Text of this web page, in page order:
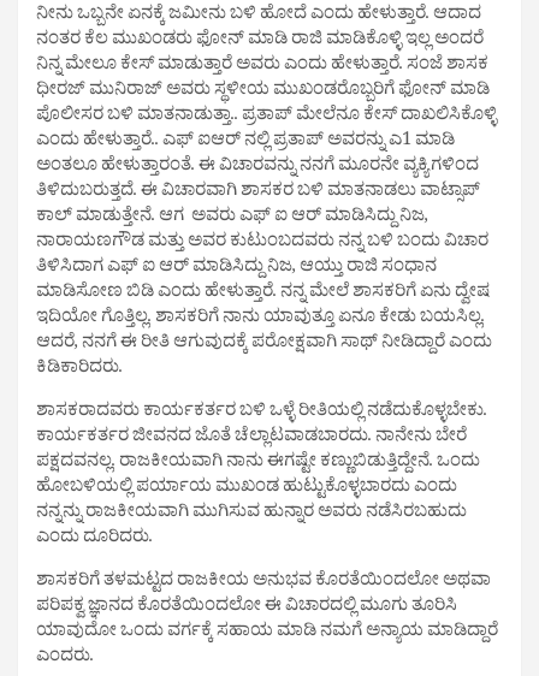
ನೀನು ಒಬ್ಬನೇ ಏನಕ್ಕೆ ಜಮೀನು ಬಳಿ ಹೋದೆ ಎಂದು‌ ಹೇಳುತ್ತಾರೆ. ಆದಾದ
ನಂತರ ಕೆಲ ಮುಖಂಡರು ಫೋನ್ ಮಾಡಿ ರಾಜಿ ಮಾಡಿಕೊಳ್ಳಿ ಇಲ್ಲ ಅಂದರೆ
ನಿನ್ನ ಮೇಲೂ ಕೇಸ್ ಮಾಡುತ್ತಾರೆ ಅವರು ಎಂದು ಹೇಳುತ್ತಾರೆ. ಸಂಜೆ ಶಾಸಕ
ಧೀರಜ್ ಮುನಿರಾಜ್ ಅವರು ಸ್ಥಳೀಯ ಮುಖಂಡರೊಬ್ಬರಿಗೆ ಫೋನ್ ಮಾಡಿ
ಪೊಲೀಸರ ಬಳಿ ಮಾತನಾಡುತ್ತಾ.. ಪ್ರತಾಪ್ ಮೇಲೆನೂ ಕೇಸ್ ದಾಖಲಿಸಿಕೊಳ್ಳಿ
ಎಂದು ಹೇಳುತ್ತಾರೆ.. ಎಫ್ ಐಆರ್ ನಲ್ಲಿ‌ ಪ್ರತಾಪ್ ಅವರನ್ನು ಎ1 ಮಾಡಿ
ಅಂತಲೂ ಹೇಳುತ್ತಾರಂತೆ. ಈ ವಿಚಾರವನ್ನು ನನಗೆ ಮೂರನೇ ವ್ಯಕ್ಯಿಗಳಿಂದ
ತಿಳಿದುಬರುತ್ತದೆ‌. ಈ ವಿಚಾರವಾಗಿ ಶಾಸಕರ ಬಳಿ ಮಾತನಾಡಲು ವಾಟ್ಸಾಪ್
ಕಾಲ್ ಮಾಡುತ್ತೇನೆ. ಆಗ ಅವರು ಎಫ್ ಐ ಆರ್ ಮಾಡಿಸಿದ್ದು ನಿಜ,
ನಾರಾಯಣಗೌಡ ಮತ್ತು ಅವರ ಕುಟುಂಬದವರು ನನ್ನ ಬಳಿ ಬಂದು ವಿಚಾರ
ತಿಳಿಸಿದಾಗ ಎಫ್ ಐ ಆರ್ ಮಾಡಿಸಿದ್ದು ನಿಜ, ಆಯ್ತು ರಾಜಿ ಸಂಧಾನ
ಮಾಡಿಸೋಣ ಬಿಡಿ ಎಂದು ಹೇಳುತ್ತಾರೆ. ನನ್ನ ಮೇಲೆ ಶಾಸಕರಿಗೆ ಏನು ದ್ವೇಷ
ಇದಿಯೋ ಗೊತ್ತಿಲ್ಲ. ಶಾಸಕರಿಗೆ ನಾನು ಯಾವುತ್ತೂ ಏನೂ ಕೇಡು ಬಯಸಿಲ್ಲ.
ಆದರೆ, ನನಗೆ ಈ ರೀತಿ ಆಗುವುದಕ್ಕೆ ಪರೋಕ್ಷವಾಗಿ ಸಾಥ್ ನೀಡಿದ್ದಾರೆ ಎಂದು
ಕಿಡಿಕಾರಿದರು.
ಶಾಸಕರಾದವರು ಕಾರ್ಯಕರ್ತರ ಬಳಿ ಒಳ್ಳೆ ರೀತಿಯಲ್ಲಿ ನಡೆದುಕೊಳ್ಳಬೇಕು.
ಕಾರ್ಯಕರ್ತರ ಜೀವನದ ಜೊತೆ ಚೆಲ್ಲಾಟವಾಡಬಾರದು. ನಾನೇನು ಬೇರೆ
ಪಕ್ಷದವನಲ್ಲ. ರಾಜಕೀಯವಾಗಿ ನಾನು ಈಗಷ್ಟೇ ಕಣ್ಣುಬಿಡುತ್ತಿದ್ದೇನೆ. ಒಂದು
ಹೋಬಳಿಯಲ್ಲಿ ಪರ್ಯಾಯ ಮುಖಂಡ ಹುಟ್ಟುಕೊಳ್ಳಬಾರದು ಎಂದು
ನನ್ನನ್ನು ರಾಜಕೀಯವಾಗಿ ಮುಗಿಸುವ ಹುನ್ನಾರ ಅವರು ನಡೆಸಿರಬಹುದು
ಎಂದು ದೂರಿದರು.
ಶಾಸಕರಿಗೆ ತಳಮಟ್ಟದ ರಾಜಕೀಯ ಅನುಭವ ಕೊರತೆಯಿಂದಲೋ ಅಥವಾ
ಪರಿಪಕ್ವ ಜ್ಞಾನದ ಕೊರತೆಯಿಂದಲೋ ಈ ವಿಚಾರದಲ್ಲಿ ಮೂಗು ತೂರಿಸಿ
ಯಾವುದೋ ಒಂದು ವರ್ಗಕ್ಕೆ ಸಹಾಯ ಮಾಡಿ ನಮಗೆ ಅನ್ಯಾಯ ಮಾಡಿದ್ದಾರೆ
ಎಂದರು.